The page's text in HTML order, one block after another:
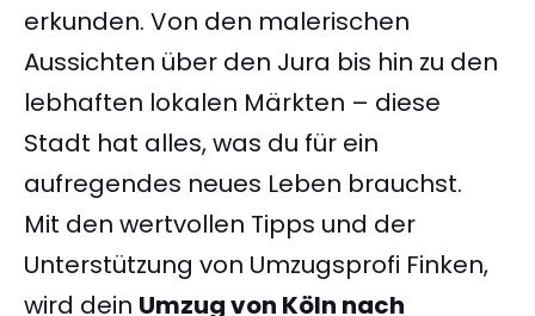
erkunden. Von den malerischen
Aussichten über den Jura bis hin zu den
lebhaften lokalen Märkten – diese
Stadt hat alles, was du für ein
aufregendes neues Leben brauchst.
Mit den wertvollen Tipps und der
Unterstützung von Umzugsprofi Finken,
wird dein Umzug von Köln nach